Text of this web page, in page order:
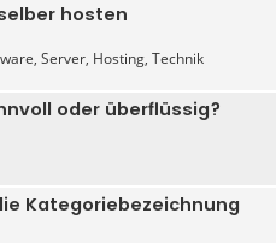
hosten
Server, Hosting, Technik
oder überflüssig?
Kategoriebezeichnung